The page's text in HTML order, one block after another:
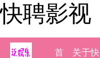
快聘影视
首
关于快